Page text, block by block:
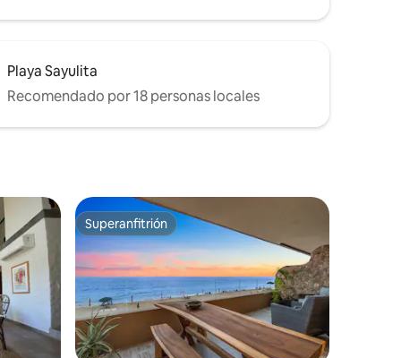
Playa Sayulita
Recomendado por 18 personas locales
Superanfitrión
Superanfitrión